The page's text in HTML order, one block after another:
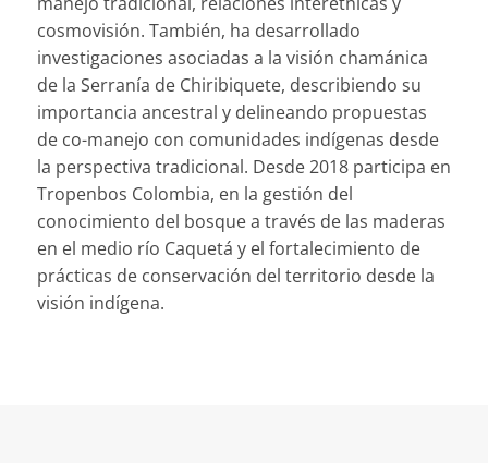
cosmovisión. También, ha desarrollado
investigaciones asociadas a la visión chamánica
de la Serranía de Chiribiquete, describiendo su
importancia ancestral y delineando propuestas
de co-manejo con comunidades indígenas desde
la perspectiva tradicional. Desde 2018 participa en
Tropenbos Colombia, en la gestión del
conocimiento del bosque a través de las maderas
en el medio río Caquetá y el fortalecimiento de
prácticas de conservación del territorio desde la
visión indígena.